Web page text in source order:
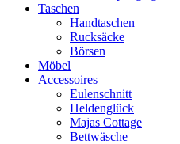
Taschen
Handtaschen
Rucksäcke
Börsen
Möbel
Accessoires
Eulenschnitt
Heldenglück
Majas Cottage
Bettwäsche